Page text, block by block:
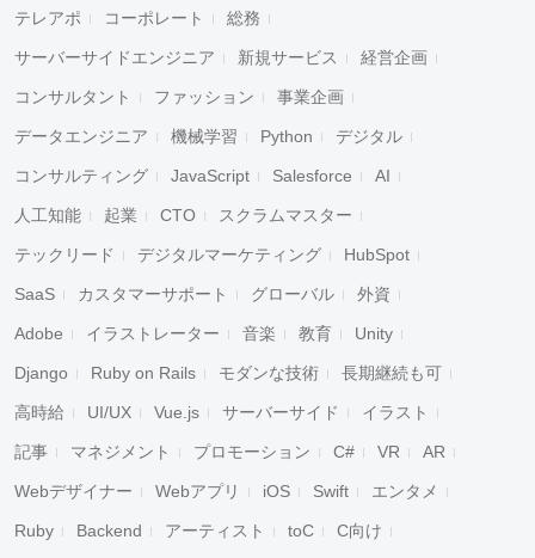
テレアポ コーポレート 総務
サーバーサイドエンジニア 新規サービス 経営企画
コンサルタント ファッション 事業企画
データエンジニア 機械学習 Python デジタル
コンサルティング JavaScript Salesforce AI
人工知能 起業 CTO スクラムマスター
テックリード デジタルマーケティング HubSpot
SaaS カスタマーサポート グローバル 外資
Adobe イラストレーター 音楽 教育 Unity
Django Ruby on Rails モダンな技術 長期継続も可
高時給 UI/UX Vue.js サーバーサイド イラスト
記事 マネジメント プロモーション C# VR AR
Webデザイナー Webアプリ iOS Swift エンタメ
Ruby Backend アーティスト toC C向け